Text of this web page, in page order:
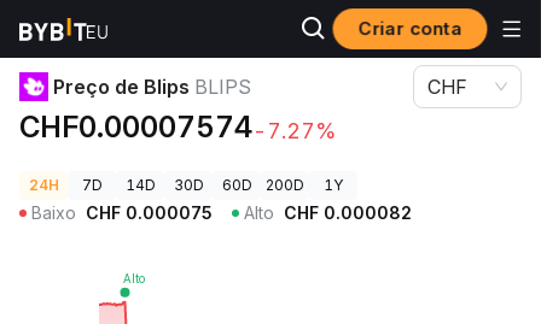
Criar conta
Preços de Criptomoedas Preço de Blips BLIPS
Preço de Blips BLIPS
CHF0.00007574-7.27%
CHF
24H 7D 14D 30D 60D 200D 1Y
Baixo CHF 0.000075 Alto CHF 0.000082